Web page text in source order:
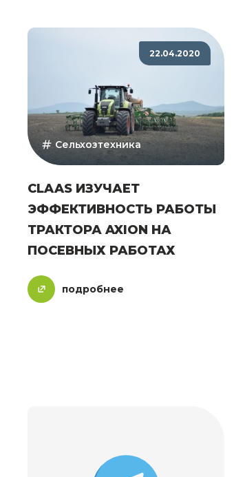
22.04.2020
Сельхозтехника
CLAAS ИЗУЧАЕТ
ЭФФЕКТИВНОСТЬ РАБОТЫ
ТРАКТОРА AXION НА
ПОСЕВНЫХ РАБОТАХ
подробнее